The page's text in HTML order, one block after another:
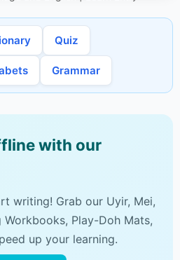
Quiz
Grammar
with our
writing! Grab our Uyir, Mei,
Workbooks, Play-Doh Mats,
up your learning.